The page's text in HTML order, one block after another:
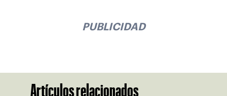
PUBLICIDAD
Artículos relacionados